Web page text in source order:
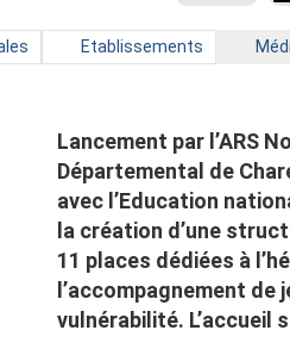
Type
de
Etablissements
Mot
Lancement par l’ARS
Départemental de
avec l’Education
la création d’une
11 places dédiées à
l’accompagnement
vulnérabilité. L’accueil